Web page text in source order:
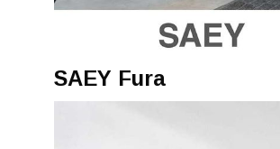
SAEY Fura